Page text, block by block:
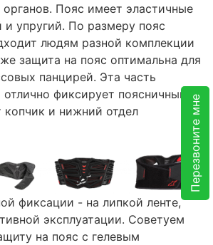
Перезвоните мне
Пояс имеет эластичные
и упругий. По размеру пояс
людям разной комплекции
защита на пояс оптимальна для
панцирей. Эта часть
фиксирует поясничный
и нижний отдел
фиксации - на липкой ленте,
эксплуатации. Советуем
на пояс с гелевым